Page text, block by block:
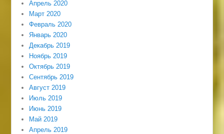
Апрель 2020
Март 2020
Февраль 2020
Январь 2020
Декабрь 2019
Ноябрь 2019
Октябрь 2019
Сентябрь 2019
Август 2019
Июль 2019
Июнь 2019
Май 2019
Апрель 2019